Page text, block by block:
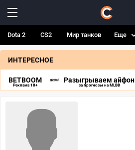
Dota 2 CS2 Мир танков Еще
ИНТЕРЕСНОЕ
BETBOOM
Реклама 18+
Разыгрываем айфон
за прогнозы на MLBB